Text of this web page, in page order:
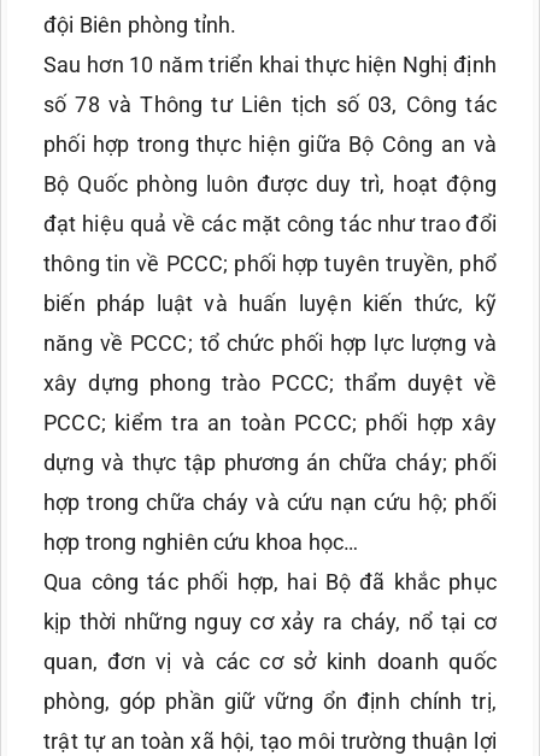
đội Biên phòng tỉnh.
Sau hơn 10 năm triển khai thực hiện Nghị định
số 78 và Thông tư Liên tịch số 03, Công tác
phối hợp trong thực hiện giữa Bộ Công an và
Bộ Quốc phòng luôn được duy trì, hoạt động
đạt hiệu quả về các mặt công tác như trao đổi
thông tin về PCCC; phối hợp tuyên truyền, phổ
biến pháp luật và huấn luyện kiến thức, kỹ
năng về PCCC; tổ chức phối hợp lực lượng và
xây dựng phong trào PCCC; thẩm duyệt về
PCCC; kiểm tra an toàn PCCC; phối hợp xây
dựng và thực tập phương án chữa cháy; phối
hợp trong chữa cháy và cứu nạn cứu hộ; phối
hợp trong nghiên cứu khoa học…
Qua công tác phối hợp, hai Bộ đã khắc phục
kịp thời những nguy cơ xảy ra cháy, nổ tại cơ
quan, đơn vị và các cơ sở kinh doanh quốc
phòng, góp phần giữ vững ổn định chính trị,
trật tự an toàn xã hội, tạo môi trường thuận lợi